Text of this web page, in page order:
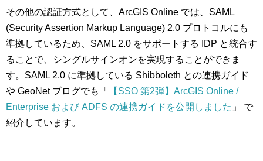
その他の認証方式として、ArcGIS Online では、SAML
(Security Assertion Markup Language) 2.0 プロトコルにも
準拠しているため、SAML 2.0 をサポートする IDP と統合す
ることで、シングルサインオンを実現することができま
す。SAML 2.0 に準拠している Shibboleth との連携ガイド
や GeoNet ブログでも「
【SSO 第2弾】ArcGIS Online /
Enterprise および ADFS の連携ガイドを公開しました 」 で
紹介しています。